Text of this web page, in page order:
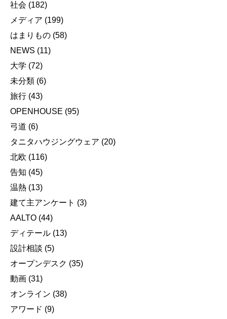
社会 (182)
メディア (199)
はまりもの (58)
NEWS (11)
大学 (72)
未分類 (6)
旅行 (43)
OPENHOUSE (95)
弓道 (6)
タニタハウジングウェア (20)
北欧 (116)
告知 (45)
温熱 (13)
建て主アンケート (3)
AALTO (44)
ディテール (13)
設計相談 (5)
オープンデスク (35)
動画 (31)
オンライン (38)
アワード (9)